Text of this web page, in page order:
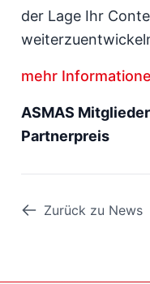
der Lage Ihr
mehr
ASMAS
Partnerpreis
Zurück zu News